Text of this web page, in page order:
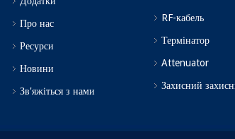
Про нас
Ресурси
Новини
Зв'яжіться з нами
RF-кабель
Термінатор
Attenuator
Захисний